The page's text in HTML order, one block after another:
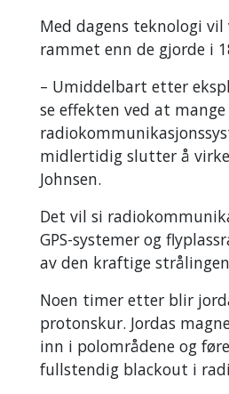
Med dagens teknologi
rammet enn de gjorde i
– Umiddelbart etter
se effekten ved at mange
midlertidig slutter å
Johnsen.
Det vil si
GPS-systemer og
av den kraftige
Noen timer etter blir
protonskur. Jordas
inn i polområdene og
fullstendig blackout i